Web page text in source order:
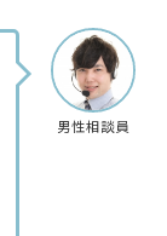
男性相談員